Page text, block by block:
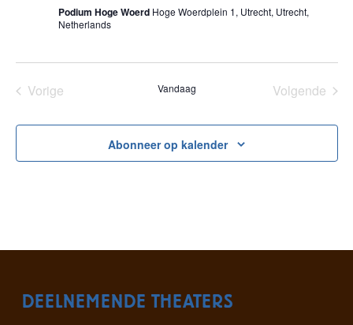
d
o
n
!
e
i
k
Podium Hoge Woerd Hoge Woerdplein 1, Utrecht, Utrecht,
Netherlands
Vorige
Vandaag
Volgende
Abonneer op kalender
DEELNEMENDE THEATERS